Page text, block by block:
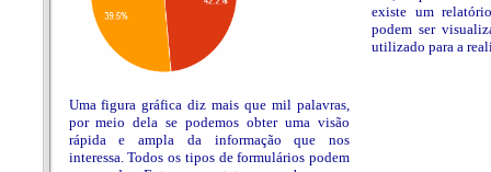
Uma figura gráfica diz mais que mil palavras,
por meio dela se podemos obter uma visão
rápida e ampla da informação que nos
interessa. Todos os tipos de formulários podem
existe um
podem ser
utilizado para a